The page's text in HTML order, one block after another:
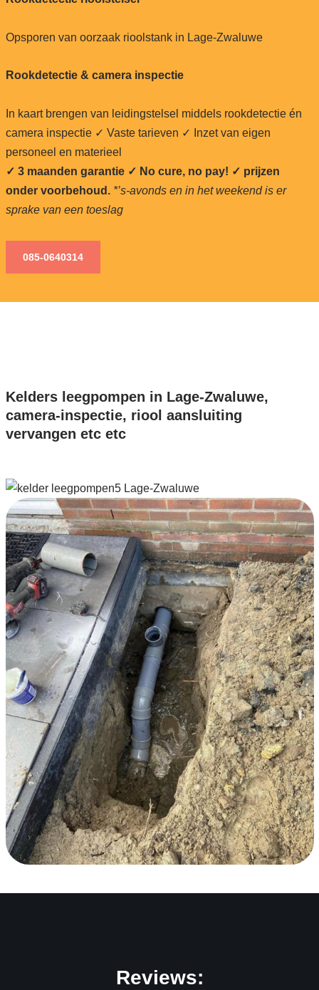
Opsporen van oorzaak rioolstank in Lage-Zwaluwe
Rookdetectie & camera inspectie
In kaart brengen van leidingstelsel middels rookdetectie én
camera inspectie ✓ Vaste tarieven ✓ Inzet van eigen
personeel en materieel
✓ 3 maanden garantie ✓ No cure, no pay! ✓ prijzen
onder voorbehoud. *’s-avonds en in het weekend is er
sprake van een toeslag
085-0640314
Kelders leegpompen in Lage-Zwaluwe,
camera-inspectie, riool aansluiting
vervangen etc etc
Reviews: